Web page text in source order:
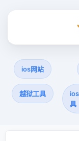
ios网站
越狱工具
具